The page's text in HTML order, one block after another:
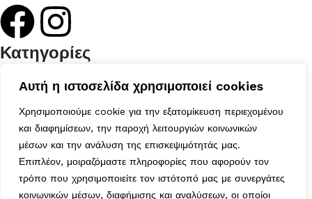
Αυτή η ιστοσελίδα χρησιμοποιεί cookies
Χρησιμοποιούμε cookie για την εξατομίκευση περιεχομένου
και διαφημίσεων, την παροχή λειτουργιών κοινωνικών
μέσων και την ανάλυση της επισκεψιμότητάς μας.
Επιπλέον, μοιραζόμαστε πληροφορίες που αφορούν τον
τρόπο που χρησιμοποιείτε τον ιστότοπό μας με συνεργάτες
κοινωνικών μέσων, διαφήμισης και αναλύσεων, οι οποίοι
Κατηγορίες
Ποιοί Είμαστε
Προϊόντα
Ο Λογαριασμός μου
Το Καλάθι μου
Τα Αγαπημένα μου
Χρήσιμα
Τρόποι Αποστολής